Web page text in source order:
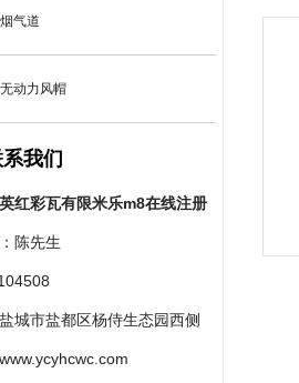
烟气道
无动力风帽
我们
红彩瓦有限米乐m8在线注册
陈先生
城市盐都区杨侍生态园西侧
www.ycyhcwc.com